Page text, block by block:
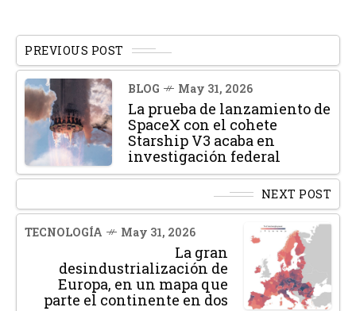
PREVIOUS POST
BLOG May 31, 2026
La prueba de lanzamiento de
SpaceX con el cohete
Starship V3 acaba en
investigación federal
NEXT POST
TECNOLOGÍA May 31, 2026
La gran
desindustrialización de
Europa, en un mapa que
parte el continente en dos